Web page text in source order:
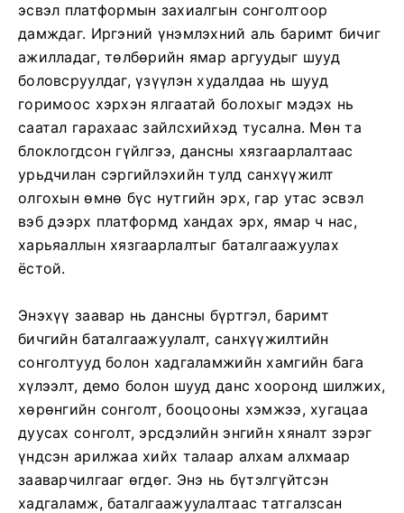
эсвэл платформын захиалгын сонголтоор
дамждаг. Иргэний үнэмлэхний аль баримт бичиг
ажилладаг, төлбөрийн ямар аргуудыг шууд
боловсруулдаг, үзүүлэн худалдаа нь шууд
горимоос хэрхэн ялгаатай болохыг мэдэх нь
саатал гарахаас зайлсхийхэд тусална. Мөн та
блоклогдсон гүйлгээ, дансны хязгаарлалтаас
урьдчилан сэргийлэхийн тулд санхүүжилт
олгохын өмнө бүс нутгийн эрх, гар утас эсвэл
вэб дээрх платформд хандах эрх, ямар ч нас,
харьяаллын хязгаарлалтыг баталгаажуулах
ёстой.
Энэхүү заавар нь дансны бүртгэл, баримт
бичгийн баталгаажуулалт, санхүүжилтийн
сонголтууд болон хадгаламжийн хамгийн бага
хүлээлт, демо болон шууд данс хооронд шилжих,
хөрөнгийн сонголт, бооцооны хэмжээ, хугацаа
дуусах сонголт, эрсдэлийн энгийн хяналт зэрэг
үндсэн арилжаа хийх талаар алхам алхмаар
зааварчилгааг өгдөг. Энэ нь бүтэлгүйтсэн
хадгаламж, баталгаажуулалтаас татгалзсан